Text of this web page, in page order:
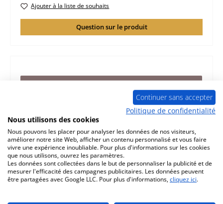
Ajouter à la liste de souhaits
Question sur le produit
d‘origine plaque pour porte de chambre de combustion
pour le cuisinière Wamsler K148 Wamsler K148 plaque
pour porte de cham…Plus
Caractéristiques
Informations sur la sécurité du produit
Continuer sans accepter
Politique de confidentialité
Nous utilisons des cookies
Nous pouvons les placer pour analyser les données de nos visiteurs,
améliorer notre site Web, afficher un contenu personnalisé et vous faire
vivre une expérience inoubliable. Pour plus d'informations sur les cookies
que nous utilisons, ouvrez les paramètres.
Les données sont collectées dans le but de personnaliser la publicité et de
mesurer l'efficacité des campagnes publicitaires. Les données peuvent
être partagées avec Google LLC. Pour plus d'informations, cliquez ici.